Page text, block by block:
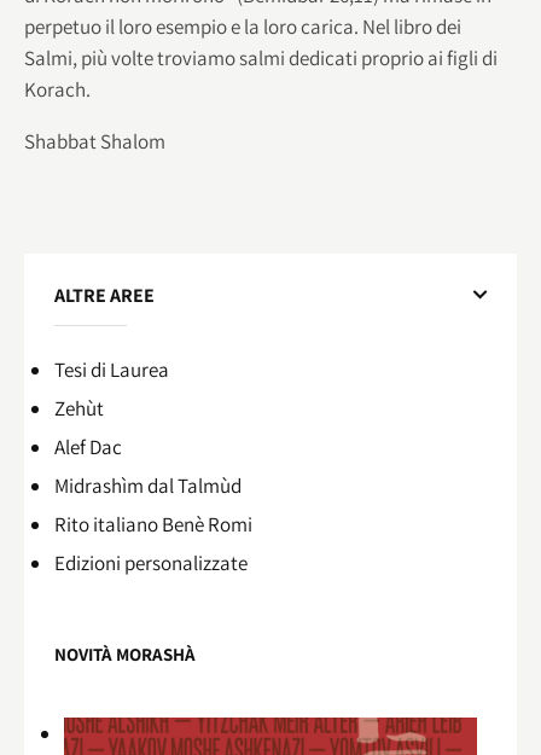
perpetuo il loro esempio e la loro carica. Nel libro dei
Salmi, più volte troviamo salmi dedicati proprio ai figli di
Korach.
Shabbat Shalom
ALTRE AREE
Tesi di Laurea
Zehùt
Alef Dac
Midrashìm dal Talmùd
Rito italiano Benè Romi​
Edizioni personalizzate
NOVITÀ MORASHÀ